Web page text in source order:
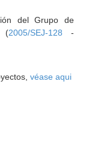
del Grupo de
(2005/SEJ-128 -
véase aqui